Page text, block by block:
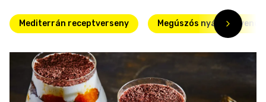
Mediterrán receptverseny Megúszós nyári